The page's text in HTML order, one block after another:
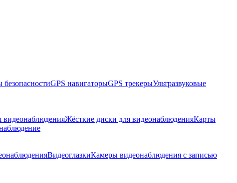
безопасностиGPS навигаторыGPS трекерыУльтразвуковые
видеонаблюденияЖёсткие диски для видеонаблюденияКарты
ВидеоглазкиКамеры видеонаблюдения с записью